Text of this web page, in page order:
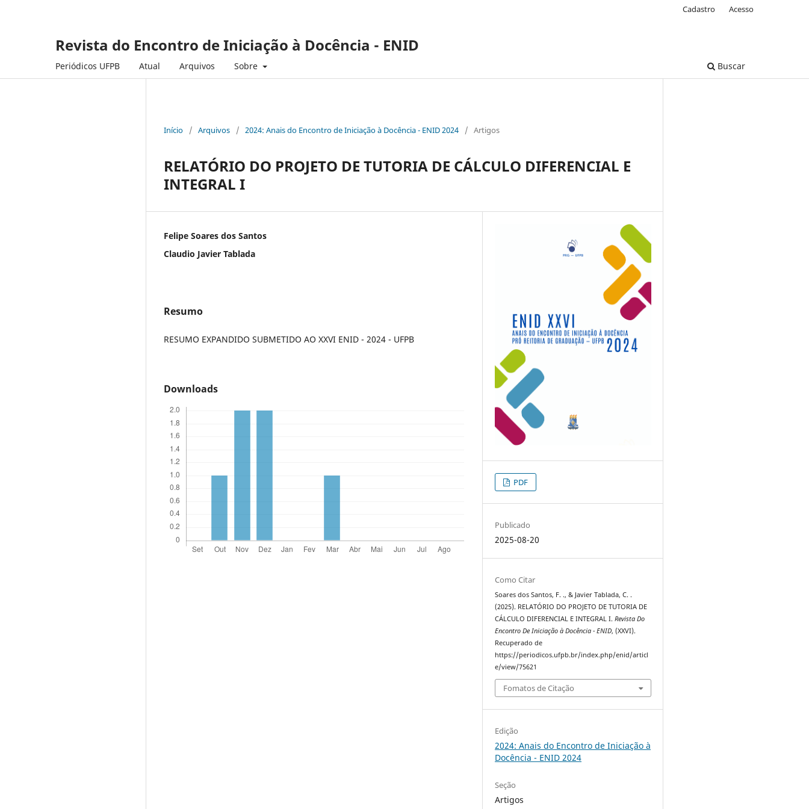
Revista do Encontro de Iniciação à Docência - ENID
Periódicos UFPB Atual Arquivos Sobre Buscar
Cadastro Acesso
Início / Arquivos / 2024: Anais do Encontro de Iniciação à Docência - ENID 2024 / Artigos
RELATÓRIO DO PROJETO DE TUTORIA DE CÁLCULO DIFERENCIAL E
INTEGRAL I
Felipe Soares dos Santos
Claudio Javier Tablada
Resumo
RESUMO EXPANDIDO SUBMETIDO AO XXVI ENID - 2024 - UFPB
Downloads
PDF
Publicado
2025-08-20
Como Citar
Soares dos Santos, F. ., & Javier Tablada, C. .
(2025). RELATÓRIO DO PROJETO DE TUTORIA DE
CÁLCULO DIFERENCIAL E INTEGRAL I.Revista Do
Encontro De Iniciação à Docência - ENID, (XXVI).
Recuperado de
https://periodicos.ufpb.br/index.php/enid/articl
e/view/75621
Fomatos de Citação
Edição
2024: Anais do Encontro de Iniciação à
Docência - ENID 2024
Seção
Artigos